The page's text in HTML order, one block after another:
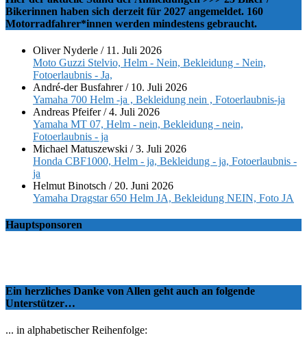
Bikerinnen haben sich derzeit für 2027 angemeldet. 160
Motorradfahrer*innen werden mindestens gebraucht.
Oliver Nyderle / 11. Juli 2026
Moto Guzzi Stelvio, Helm - Nein, Bekleidung - Nein,
Fotoerlaubnis - Ja,
André-der Busfahrer/ 10. Juli 2026
Yamaha 700 Helm -ja , Bekleidung nein , Fotoerlaubnis-ja
Andreas Pfeifer/4. Juli 2026
Yamaha MT 07, Helm - nein, Bekleidung - nein,
Fotoerlaubnis - ja
Michael Matuszewski /3. Juli 2026
Honda CBF1000, Helm - ja, Bekleidung - ja, Fotoerlaubnis -
ja
Helmut Binotsch / 20. Juni 2026
Yamaha Dragstar 650 Helm JA, Bekleidung NEIN, Foto JA
Hauptsponsoren
Ein herzliches Danke von Allen geht auch an folgende
Unterstützer…
... in alphabetischer Reihenfolge: